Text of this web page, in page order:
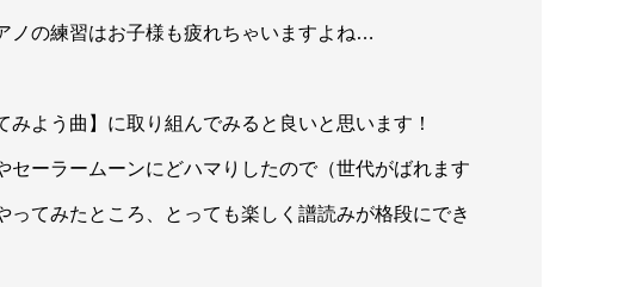
ノの練習はお子様も疲れちゃいますよね…
よう曲】に取り組んでみると良いと思います！
ーラームーンにどハマりしたので（世代がばれます
てみたところ、とっても楽しく譜読みが格段にでき